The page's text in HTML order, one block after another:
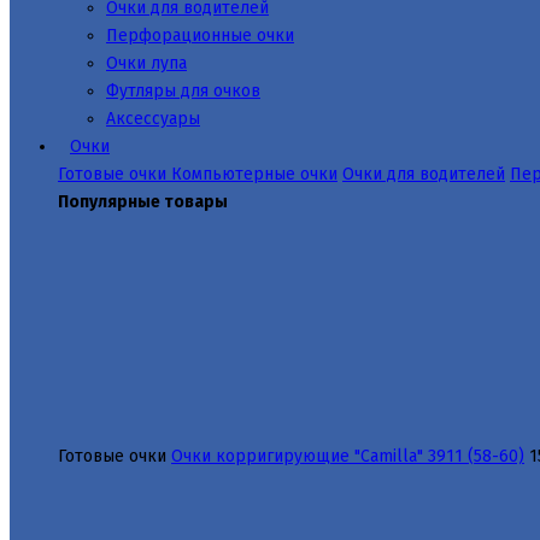
Очки для водителей
Перфорационные очки
Очки лупа
Футляры для очков
Аксессуары
Очки
Готовые очки Компьютерные очки Очки для водителей
Популярные товары
Готовые очки Очки корригирующие "Camilla" 3911 (58-60)